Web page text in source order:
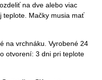
na dve alebo viac
teplote. Mačky musia mať
na vrchnáku. Vyrobené 24
otvorení: 3 dni pri teplote